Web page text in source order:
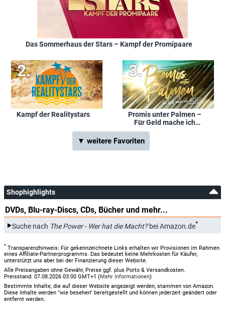
Das Sommerhaus der Stars – Kampf der Promipaare
Kampf der Realitystars
Promis unter Palmen –
Für Geld mache ich
▼ weitere Favoriten
Shophighlights
DVDs, Blu-ray-Discs, CDs, Bücher und mehr...
Suche nach The Power - Wer hat die Macht?bei Amazon.de*
* Transparenzhinweis: Für gekennzeichnete Links erhalten wir Provisionen im Rahmen
eines Affiliate-Partnerprogramms. Das bedeutet keine Mehrkosten für Käufer,
unterstützt uns aber bei der Finanzierung dieser Website.
Alle Preisangaben ohne Gewähr, Preise ggf. plus Porto & Versandkosten.
Preisstand: 07.08.2026 03:00 GMT+1 (Mehr Informationen)
Bestimmte Inhalte, die auf dieser Website angezeigt werden, stammen von Amazon.
Diese Inhalte werden "wie besehen" bereitgestellt und können jederzeit geändert oder
entfernt werden.